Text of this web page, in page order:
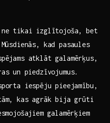
ne tikai izglītojoša, bet
kad pasaules⁣
atklāt galamērķus,
un ‍piedzīvojumus.
iespēju ⁣pieejamību,
kas agrāk ⁢bija ⁣grūti
⁣galamērķiem